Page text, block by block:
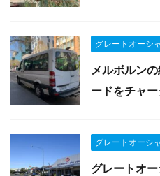
グレートオーシ
メルボルン
ードをチャ
グレートオーシ
グレートオ